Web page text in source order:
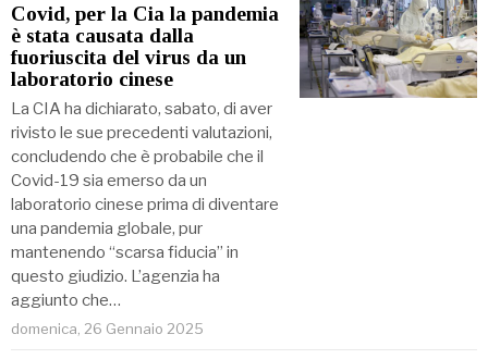
Covid, per la Cia la pandemia
è stata causata dalla
fuoriuscita del virus da un
laboratorio cinese
La CIA ha dichiarato, sabato, di aver
rivisto le sue precedenti valutazioni,
concludendo che è probabile che il
Covid-19 sia emerso da un
laboratorio cinese prima di diventare
una pandemia globale, pur
mantenendo “scarsa fiducia” in
questo giudizio. L’agenzia ha
aggiunto che…
domenica, 26 Gennaio 2025